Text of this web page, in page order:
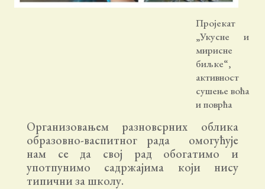
Пројекат
„Укусне и
мирисне
биљке“,
активност
сушење воћа
и поврћа
Организовањем разновсрних облика
образовно-васпитног рада омогућује
нам се да свој рад обогатимо и
употпунимо садржајима који нису
типични за школу.